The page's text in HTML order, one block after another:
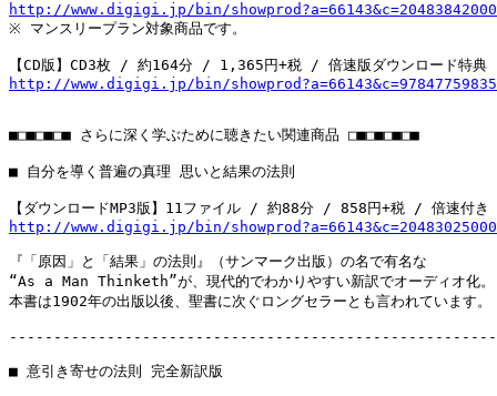
http://www.digigi.jp/bin/
※ マンスリープラン対象商品です。
http://www.digigi.jp/bin/
■□■□■□■ さらに深く学ぶために聴きたい関連商品 □■□■□■□■
■ 自分を導く普遍の真理 思いと結果の法則
http://www.digigi.jp/bin/
『「原因」と「結果」の法則』（サンマーク出版）の名で有名な
“As a Man Thinketh”が、現代的でわかりやすい新訳でオーディオ化。
本書は1902年の出版以後、聖書に次ぐロングセラーとも言われています。
■ 意引き寄せの法則 完全新訳版